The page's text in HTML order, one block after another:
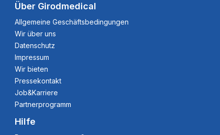
Über Girodmedical
Allgemeine Geschäftsbedingungen
Wir über uns
Datenschutz
Impressum
Wir bieten
Pressekontakt
Job&Karriere
Partnerprogramm
Hilfe